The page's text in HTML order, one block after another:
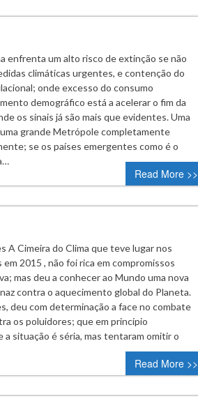
enfrenta um alto risco de extinção se não
climáticas urgentes, e contenção do
onde excesso do consumo
demográfico está a acelerar o fim da
os sinais já são mais que evidentes. Uma
grande Metrópole completamente
se os países emergentes como é o
Read More >>
A Cimeira do Clima que teve lugar nos
em 2015 , não foi rica em compromissos
mas deu a conhecer ao Mundo uma nova
contra o aquecimento global do Planeta.
deu com determinação a face no combate
os poluidores; que em princípio
a situação é séria, mas tentaram omitir o
Read More >>